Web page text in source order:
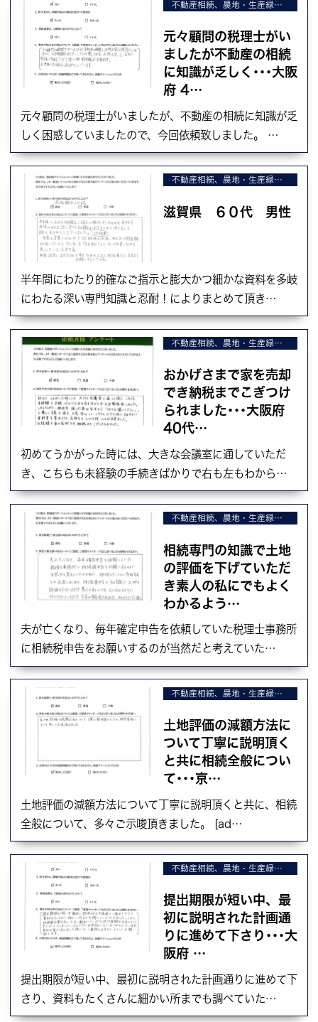
不動産相続、農地・生産緑地の相続、不動産の売却
元々顧問の税理士がい
ましたが不動産の相続
に知識が乏しく･･･大阪
府 4…
元々顧問の税理士がいましたが、不動産の相続に知識が乏
しく困惑していましたので、今回依頼致しました。 …
不動産相続、農地・生産緑地の相続、不動産の売却
滋賀県 ６０代 男性
半年間にわたり的確なご指示と膨大かつ細かな資料を多岐
にわたる深い専門知識と忍耐！によりまとめて頂き…
不動産相続、農地・生産緑地の相続、不動産の売却
おかげさまで家を売却
でき納税までこぎつけ
られました･･･大阪府
40代…
初めてうかがった時には、大きな会議室に通していただ
き、こちらも未経験の手続きばかりで右も左もわから…
不動産相続、農地・生産緑地の相続、不動産の売却
相続専門の知識で土地
の評価を下げていただ
き素人の私にでもよく
わかるよう…
夫が亡くなり、毎年確定申告を依頼していた税理士事務所
に相続税申告をお願いするのが当然だと考えていた…
不動産相続、農地・生産緑地の相続、不動産の売却
土地評価の減額方法に
ついて丁寧に説明頂く
と共に相続全般につい
て･･･京…
土地評価の減額方法について丁寧に説明頂くと共に、相続
全般について、多々ご示唆頂きました。 [ad…
不動産相続、農地・生産緑地の相続、不動産の売却
提出期限が短い中、最
初に説明された計画通
りに進めて下さり･･･大
阪府 …
提出期限が短い中、最初に説明された計画通りに進めて下
さり、資料もたくさんに細かい所までも調べていた…